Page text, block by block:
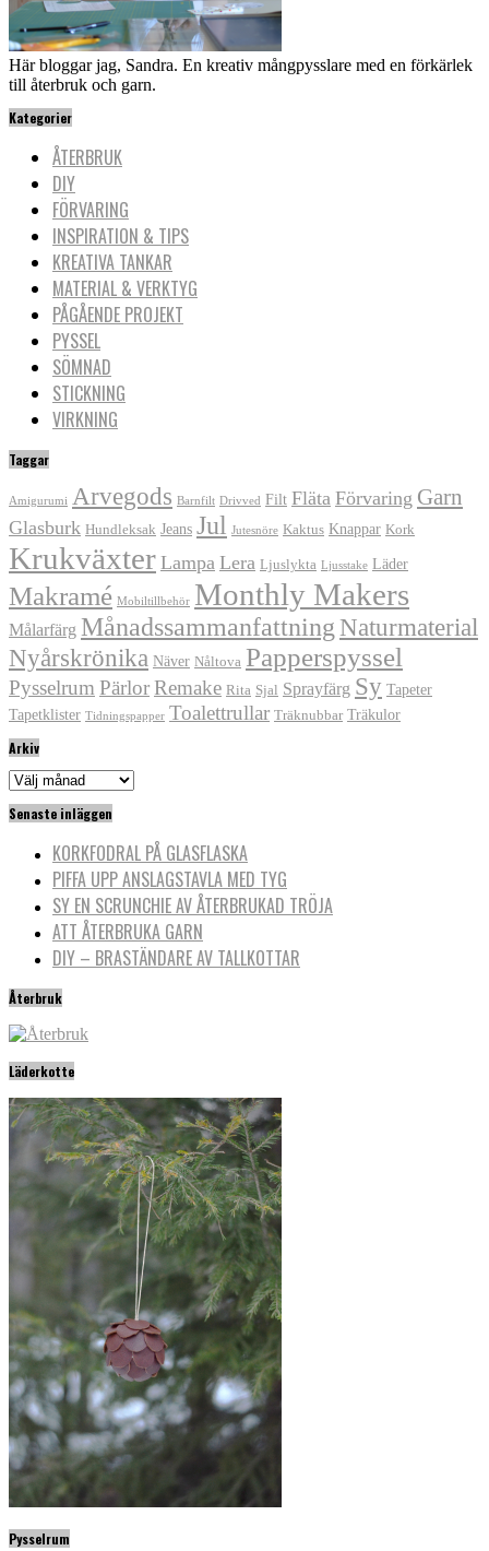
Här bloggar jag, Sandra. En kreativ mångpysslare med en förkärlek
till återbruk och garn.
Kategorier
ÅTERBRUK
DIY
FÖRVARING
INSPIRATION & TIPS
KREATIVA TANKAR
MATERIAL & VERKTYG
PÅGÅENDE PROJEKT
PYSSEL
SÖMNAD
STICKNING
VIRKNING
Taggar
Amigurumi Arvegods Barnfilt Drivved Filt Fläta Förvaring Garn
Glasburk Hundleksak Jeans Jul Jutesnöre Kaktus Knappar Kork
Krukväxter Lampa Lera Ljuslykta Ljusstake Läder
Makramé Mobiltillbehör Monthly Makers
Målarfärg Månadssammanfattning Naturmaterial
Nyårskrönika Näver Nåltova Papperspyssel
Pysselrum PärlorRemake Rita Sjal Sprayfärg Sy Tapeter
Tapetklister Tidningspapper Toalettrullar Träknubbar Träkulor
Arkiv
Arkiv
Senaste inläggen
KORKFODRAL PÅ GLASFLASKA
PIFFA UPP ANSLAGSTAVLA MED TYG
SY EN SCRUNCHIE AV ÅTERBRUKAD TRÖJA
ATT ÅTERBRUKA GARN
DIY – BRASTÄNDARE AV TALLKOTTAR
Återbruk
Läderkotte
Pysselrum